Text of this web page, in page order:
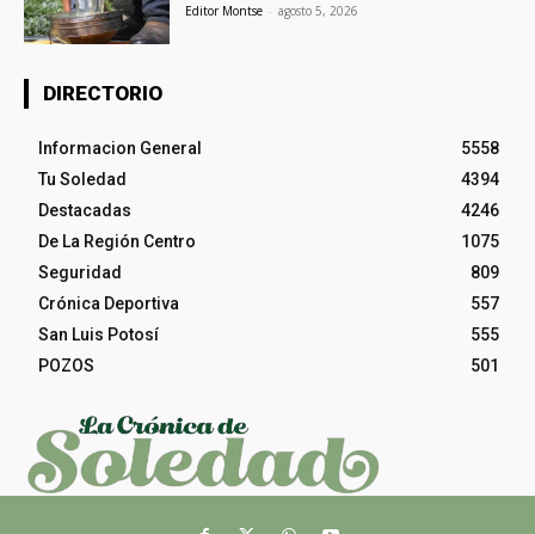
Editor Montse - agosto 5, 2026
DIRECTORIO
Informacion General
5558
Tu Soledad
4394
Destacadas
4246
De La Región Centro
1075
Seguridad
809
Crónica Deportiva
557
San Luis Potosí
555
POZOS
501